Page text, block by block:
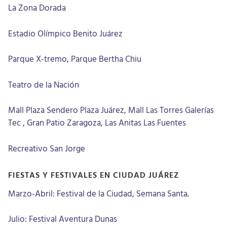
La Zona Dorada
Estadio Olímpico Benito Juárez
Parque X-tremo, Parque Bertha Chiu
Teatro de la Nación
Mall Plaza Sendero Plaza Juárez, Mall Las Torres Galerías
Tec , Gran Patio Zaragoza, Las Anitas Las Fuentes
Recreativo San Jorge
FIESTAS Y FESTIVALES EN CIUDAD JUÁREZ
Marzo-Abril: Festival de la Ciudad, Semana Santa.
Julio: Festival Aventura Dunas